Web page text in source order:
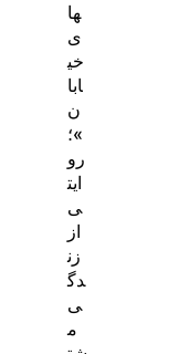
ها
ی
خی
ابا
ن
»؛
رو
ایت
ی
از
زن
دگ
ی
م